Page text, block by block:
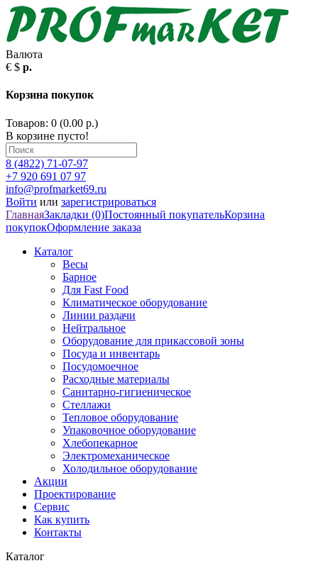
Валюта
€ $ р.
Корзина покупок
Товаров: 0 (0.00 р.)
В корзине пусто!
8 (4822) 71-07-97
+7 920 691 07 97
info@profmarket69.ru
Войти или зарегистрироваться
ГлавнаяЗакладки (0)Постоянный покупательКорзина
покупокОформление заказа
Каталог
Весы
Барное
Для Fast Food
Климатическое оборудование
Линии раздачи
Нейтральное
Оборудование для прикассовой зоны
Посуда и инвентарь
Посудомоечное
Расходные материалы
Санитарно-гигиеническое
Стеллажи
Тепловое оборудование
Упаковочное оборудование
Хлебопекарное
Электромеханическое
Холодильное оборудование
Акции
Проектирование
Сервис
Как купить
Контакты
Каталог